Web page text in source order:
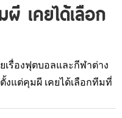
เคยได้เลือก
รื่องฟุตบอลและกีฬาต่าง
งแต่คุมผี เคยได้เลือกทีมที่